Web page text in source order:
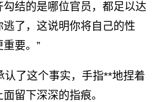
结的是哪位官员，都足以达
了，这说明你将自己的性
要。”
了这个事实，手指**地捏着
留下深深的指痕。